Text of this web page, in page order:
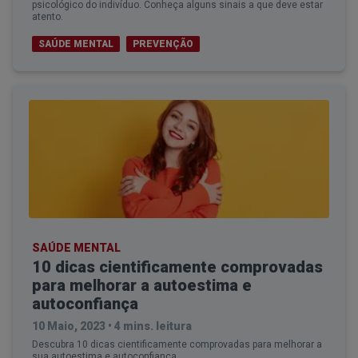
o diagnóstico de problemas emocionais e
comportamentais. Além disso, a atuação do
psicólogo também abrange campos como trabalho,
uma formação médica e podem realizar avaliações
físicas e neurológicas, além de diagnosticar
transtornos mentais.
4. Abordagem Terapêutica
Os psicólogos baseiam-se principalmente na
terapia psicológica, utilizando diferentes
abordagens, como cognitivo-comportamental,
psicodinâmica ou humanista. Os psiquiatras podem
utilizar a terapia associada aprescrição de
medicamentos e na gestão de condições
psiquiátricas complexas.
psicológico do indivíduo. Conheça alguns sinais a que deve estar
atento.
SAÚDE MENTAL PREVENÇÃO
SAÚDE MENTAL
10 dicas cientificamente comprovadas
para melhorar a autoestima e
autoconfiança
10 Maio, 2023 • 4 mins. leitura
Descubra 10 dicas cientificamente comprovadas para melhorar a